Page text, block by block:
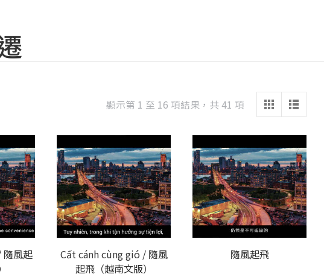
顯示第 1 至 16 項結果，共 41 項 Sorted
latest
風起
Cất cánh cùng gió / 隨風
起飛（越南文版）
隨風起飛